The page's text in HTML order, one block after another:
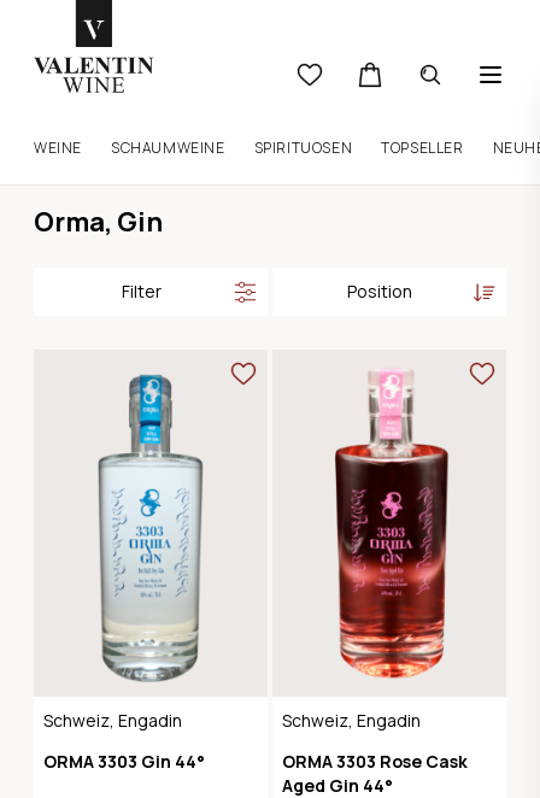
WEINE SCHAUMWEINE SPIRITUOSEN TOPSELLER
Orma, Gin
Filter
Schweiz, Engadin
ORMA 3303 Gin 44°
Schweiz, Engadin
ORMA 3303 Rose Cask
Aged Gin 44°